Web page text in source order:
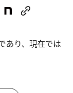
あり、現在では